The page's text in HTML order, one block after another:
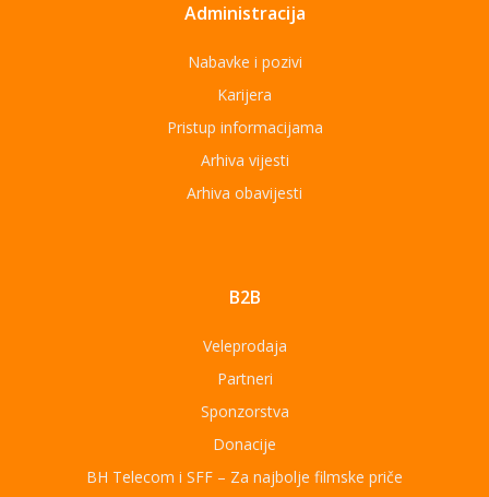
Administracija
Nabavke i pozivi
Karijera
Pristup informacijama
Arhiva vijesti
Arhiva obavijesti
B2B
Veleprodaja
Partneri
Sponzorstva
Donacije
BH Telecom i SFF – Za najbolje filmske priče